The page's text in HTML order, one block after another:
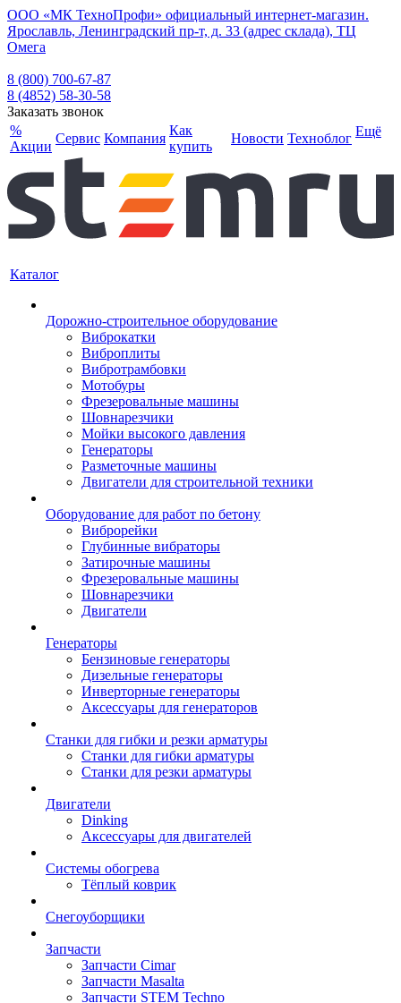
ООО «МК ТехноПрофи» официальный интернет-магазин.
Ярославль, Ленинградский пр-т, д. 33 (адрес склада), ТЦ
Омега
8 (800) 700-67-87
8 (4852) 58-30-58
Заказать звонок
%
Акции
Сервис Компания
Как
купить
Новости Техноблог Ещё
Каталог
Дорожно-строительное оборудование
Виброкатки
Виброплиты
Вибротрамбовки
Мотобуры
Фрезеровальные машины
Шовнарезчики
Мойки высокого давления
Генераторы
Разметочные машины
Двигатели для строительной техники
Оборудование для работ по бетону
Виброрейки
Глубинные вибраторы
Затирочные машины
Фрезеровальные машины
Шовнарезчики
Двигатели
Генераторы
Бензиновые генераторы
Дизельные генераторы
Инверторные генераторы
Аксессуары для генераторов
Станки для гибки и резки арматуры
Станки для гибки арматуры
Станки для резки арматуры
Двигатели
Dinking
Аксессуары для двигателей
Системы обогрева
Тёплый коврик
Снегоуборщики
Запчасти
Запчасти Cimar
Запчасти Masalta
Запчасти STEM Techno